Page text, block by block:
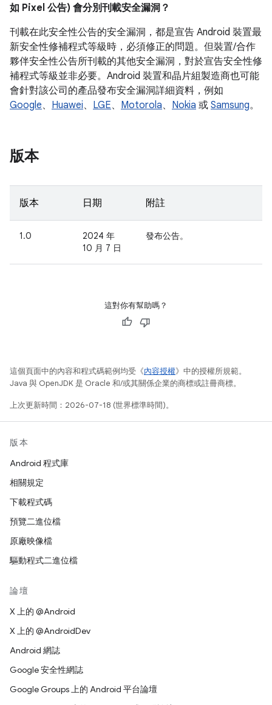
如 Pixel 公告) 會分別刊載安全漏洞？
刊載在此安全性公告的安全漏洞，都是宣告 Android 裝置最
新安全性修補程式等級時，必須修正的問題。但裝置/合作
夥伴安全性公告所刊載的其他安全漏洞，對於宣告安全性修
補程式等級並非必要。Android 裝置和晶片組製造商也可能
會針對該公司的產品發布安全漏洞詳細資料，例如
Google、 Huawei、 LGE、 Motorola、 Nokia 或 Samsung。
版本
版本 日期 附註
1.0
2024 年
10 月 7 日
發布公告。
這對你有幫助嗎？
這個頁面中的內容和程式碼範例均受《內容授權》中的授權所規範。
Java 與 OpenJDK 是 Oracle 和/或其關係企業的商標或註冊商標。
上次更新時間：2026-07-18 (世界標準時間)。
版本
Android 程式庫
相關規定
下載程式碼
預覽二進位檔
原廠映像檔
驅動程式二進位檔
論壇
X 上的 @Android
X 上的 @AndroidDev
Android 網誌
Google 安全性網誌
Google Groups 上的 Android 平台論壇